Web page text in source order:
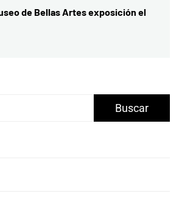
de Bellas Artes exposición el